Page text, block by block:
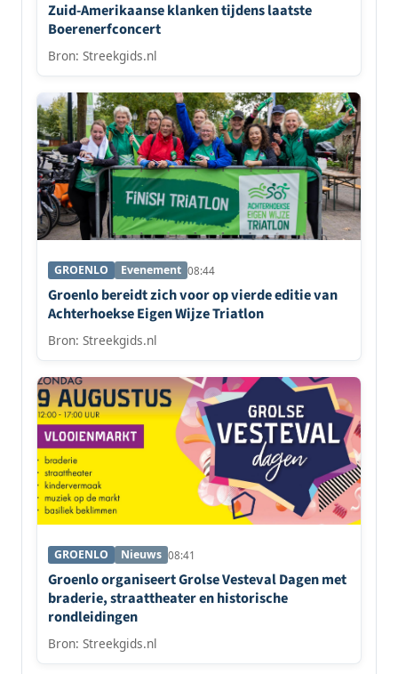
Zuid-Amerikaanse klanken tijdens laatste
Boerenerfconcert
Bron: Streekgids.nl
GROENLO Evenement 08:44
Groenlo bereidt zich voor op vierde editie van
Achterhoekse Eigen Wijze Triatlon
Bron: Streekgids.nl
GROENLO Nieuws 08:41
Groenlo organiseert Grolse Vesteval Dagen met
braderie, straattheater en historische
rondleidingen
Bron: Streekgids.nl